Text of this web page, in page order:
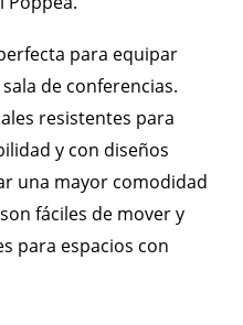
para equipar
de conferencias.
resistentes para
y con diseños
una mayor comodidad
fáciles de mover y
para espacios con